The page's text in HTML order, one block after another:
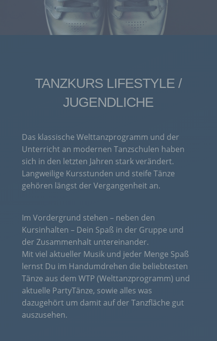
TANZKURS LIFESTYLE /
JUGENDLICHE
Das klassische Welttanzprogramm und der
Unterricht an modernen Tanzschulen haben
sich in den letzten Jahren stark verändert.
Langweilige Kursstunden und steife Tänze
gehören längst der Vergangenheit an.
Im Vordergrund stehen – neben den
Kursinhalten – Dein Spaß in der Gruppe und
der Zusammenhalt untereinander.
Mit viel aktueller Musik und jeder Menge Spaß
lernst Du im Handumdrehen die beliebtesten
Tänze aus dem WTP (Welttanzprogramm) und
aktuelle PartyTänze, sowie alles was
dazugehört um damit auf der Tanzfläche gut
auszusehen.